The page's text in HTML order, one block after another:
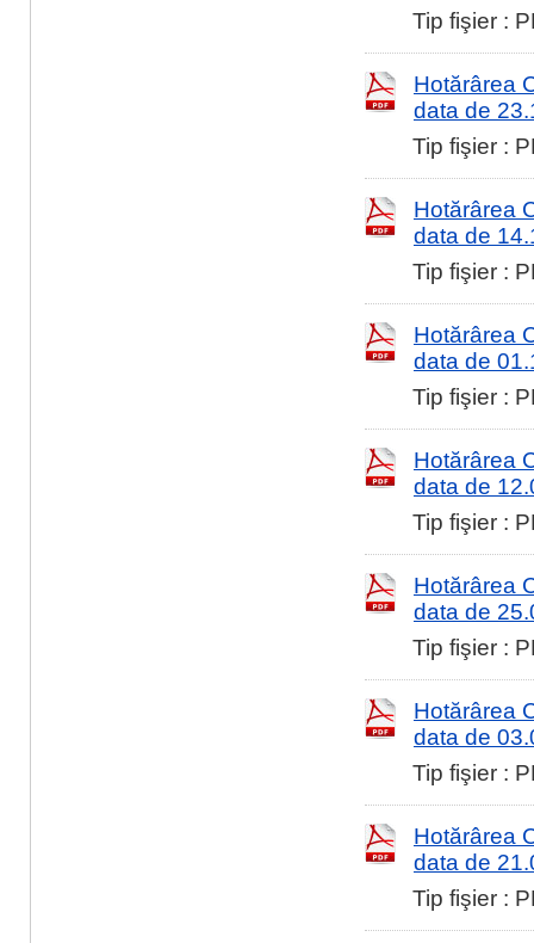
Tip fişier :
Hotărârea
data de
Tip fişier :
Hotărârea
data de
Tip fişier :
Hotărârea
data de
Tip fişier :
Hotărârea
data de
Tip fişier :
Hotărârea
data de
Tip fişier :
Hotărârea
data de
Tip fişier :
Hotărârea
data de
Tip fişier :